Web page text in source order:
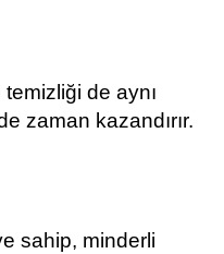
de aynı
zaman kazandırır.
sahip, minderli